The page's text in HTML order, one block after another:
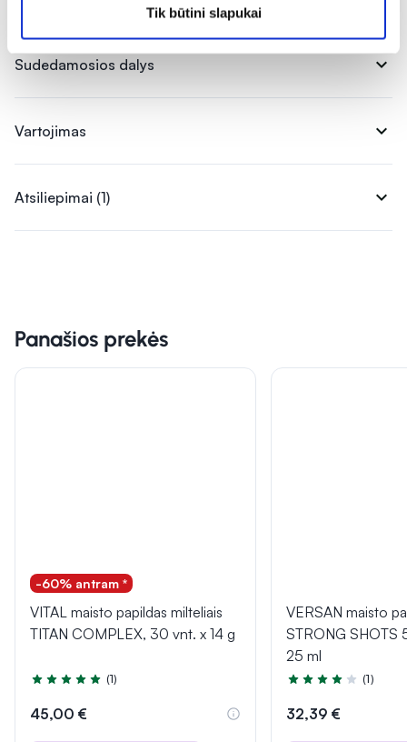
Tik būtini slapukai
Sudedamosios dalys expand_more
Vartojimas expand_more
Atsiliepimai (1) expand_more
Panašios prekės
-60% antram *
VITAL maisto papildas milteliais
TITAN COMPLEX, 30 vnt. x 14 g
Įvertinimas 5.0 iš 5
(1)
45,00 €
VERSAN maisto
STRONG SHOTS
25 ml
Įvertinimas 4.0 iš 5
(1)
32,39 €